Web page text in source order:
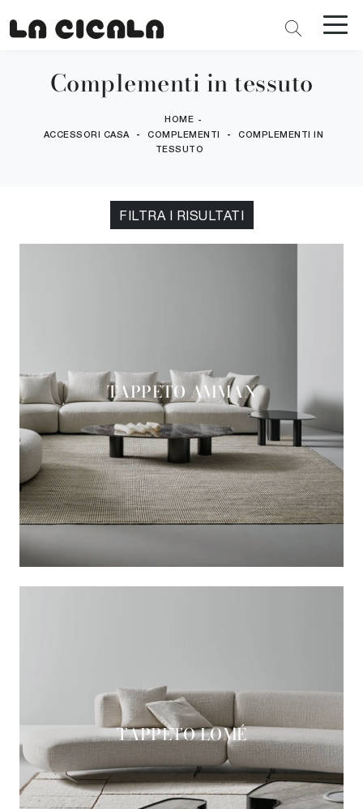
Complementi in tessuto
HOME -
ACCESSORI CASA - COMPLEMENTI -
COMPLEMENTI IN
TESSUTO
FILTRA I RISULTATI
TAPPETO AMMAN
TAPPETO LOMÉ